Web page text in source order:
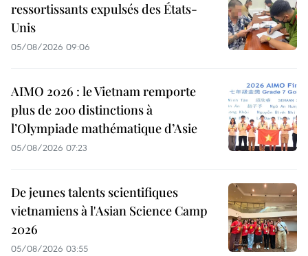
ressortissants expulsés des États-
Unis
05/08/2026 09:06
AIMO 2026 : le Vietnam remporte
plus de 200 distinctions à
l’Olympiade mathématique d’Asie
05/08/2026 07:23
De jeunes talents scientifiques
vietnamiens à l'Asian Science Camp
2026
05/08/2026 03:55